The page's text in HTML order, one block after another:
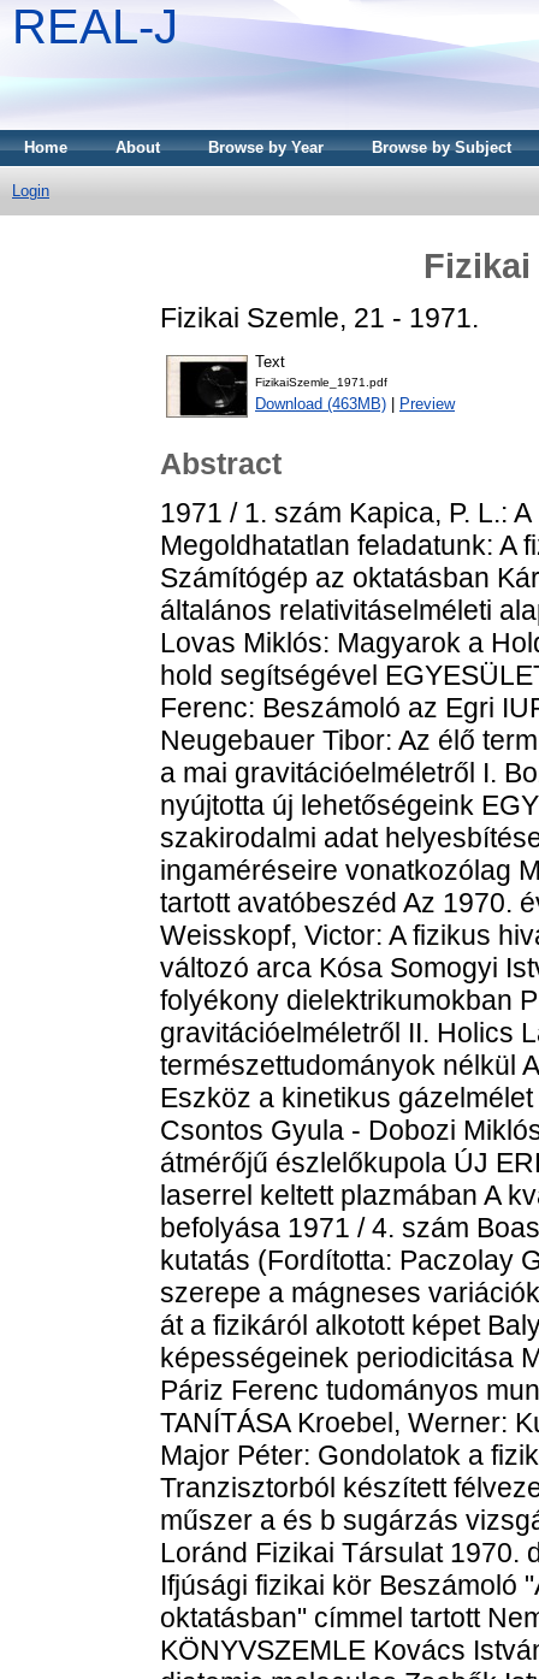
REAL-J
Home About Browse by Year Browse by Subject
Login
Fizikai
Fizikai Szemle, 21 - 1971.
Text
FizikaiSzemle_1971.pdf
Download (463MB) Preview
Abstract
1971 / 1. szám Kapica, P. L.:
Megoldhatatlan feladatunk: A
Számítógép az oktatásban
általános relativitáselméleti
Lovas Miklós: Magyarok a
hold segítségével
Ferenc: Beszámoló az Egri
Neugebauer Tibor: Az élő
a mai gravitációelméletről I.
nyújtotta új lehetőségeink
szakirodalmi adat
ingaméréseire vonatkozólag
tartott avatóbeszéd Az 1970.
Weisskopf, Victor: A fizikus
változó arca Kósa Somogyi
folyékony dielektrikumokban
gravitációelméletről II. Holics
természettudományok nélkül
Eszköz a kinetikus
Csontos Gyula - Dobozi
átmérőjű észlelőkupola ÚJ
laserrel keltett plazmában A
befolyása 1971 / 4. szám
kutatás (Fordította: Paczolay
szerepe a mágneses
át a fizikáról alkotott képet
képességeinek periodicitása
Páriz Ferenc tudományos
TANÍTÁSA Kroebel, Werner:
Major Péter: Gondolatok a
Tranzisztorból készített
műszer a és b sugárzás
Loránd Fizikai Társulat 1970.
Ifjúsági fizikai kör Beszámoló
oktatásban" címmel tartott
KÖNYVSZEMLE Kovács